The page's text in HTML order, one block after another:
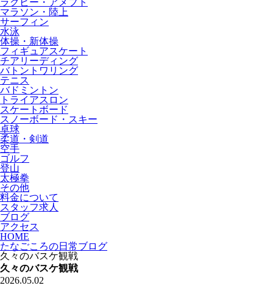
マラソン・陸上
サーフィン
水泳
体操・新体操
フィギュアスケート
チアリーディング
バトントワリング
テニス
バドミントン
トライアスロン
スケートボード
スノーボード・スキー
卓球
柔道・剣道
空手
ゴルフ
登山
太極拳
その他
料金について
スタッフ求人
ブログ
アクセス
HOME
たなごころの日常ブログ
久々のバスケ観戦
久々のバスケ観戦
2026.05.02